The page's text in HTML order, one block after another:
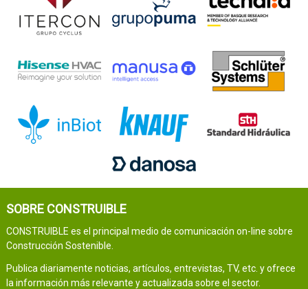
SOBRE CONSTRUIBLE
CONSTRUIBLE es el principal medio de comunicación on-line sobre
Construcción Sostenible.
Publica diariamente noticias, artículos, entrevistas, TV, etc. y ofrece
la información más relevante y actualizada sobre el sector.